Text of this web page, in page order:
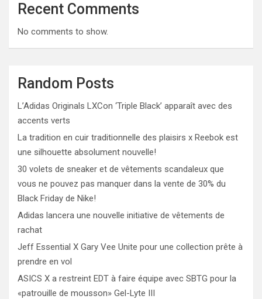
Recent Comments
No comments to show.
Random Posts
L’Adidas Originals LXCon ‘Triple Black’ apparaît avec des
accents verts
La tradition en cuir traditionnelle des plaisirs x Reebok est
une silhouette absolument nouvelle!
30 volets de sneaker et de vêtements scandaleux que
vous ne pouvez pas manquer dans la vente de 30% du
Black Friday de Nike!
Adidas lancera une nouvelle initiative de vêtements de
rachat
Jeff Essential X Gary Vee Unite pour une collection prête à
prendre en vol
ASICS X a restreint EDT à faire équipe avec SBTG pour la
«patrouille de mousson» Gel-Lyte III